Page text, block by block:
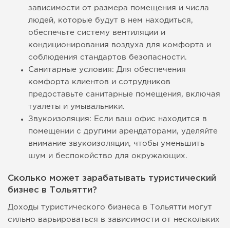
зависимости от размера помещения и числа
людей, которые будут в нем находиться,
обеспечьте систему вентиляции и
кондиционирования воздуха для комфорта и
соблюдения стандартов безопасности.
Санитарные условия: Для обеспечения
комфорта клиентов и сотрудников
предоставьте санитарные помещения, включая
туалеты и умывальники.
Звукоизоляция: Если ваш офис находится в
помещении с другими арендаторами, уделяйте
внимание звукоизоляции, чтобы уменьшить
шум и беспокойство для окружающих.
Сколько может зарабатывать туристический
бизнес в Тольятти?
Доходы туристического бизнеса в Тольятти могут
сильно варьироваться в зависимости от нескольких